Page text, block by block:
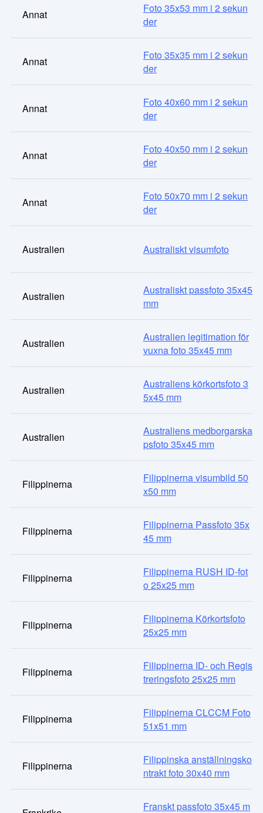
Annat
Foto 35x53 mm i 2 sekun
der
Annat
Foto 35x35 mm i 2 sekun
der
Annat
Foto 40x60 mm i 2 sekun
der
Annat
Foto 40x50 mm i 2 sekun
der
Annat
Foto 50x70 mm i 2 sekun
der
Australien Australiskt visumfoto
Australien
Australiskt passfoto 35x45
mm
Australien
Australien legitimation för
vuxna foto 35x45 mm
Australien
Australiens körkortsfoto 3
5x45 mm
Australien
Australiens medborgarska
psfoto 35x45 mm
Filippinerna
Filippinerna visumbild 50
x50 mm
Filippinerna
Filippinerna Passfoto 35x
45 mm
Filippinerna
Filippinerna RUSH ID-fot
o 25x25 mm
Filippinerna
Filippinerna Körkortsfoto
25x25 mm
Filippinerna
Filippinerna ID- och Regis
treringsfoto 25x25 mm
Filippinerna
Filippinerna CLCCM Foto
51x51 mm
Filippinerna
Filippinska anställningsko
ntrakt foto 30x40 mm
Franskt passfoto 35x45 m